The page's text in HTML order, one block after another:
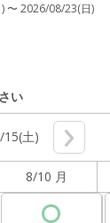
〜2026/08/23(日)
い
土)
8/10 月